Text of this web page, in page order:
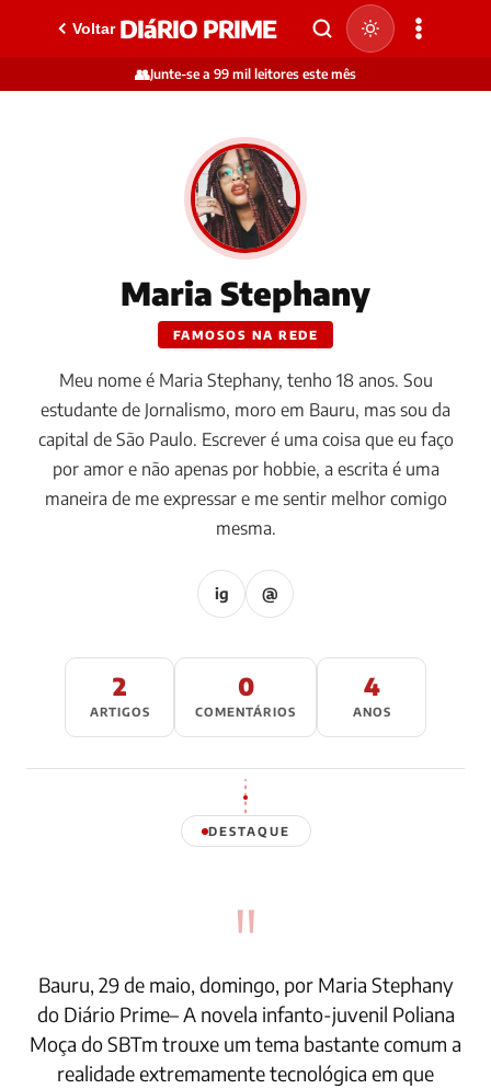
Voltar DIáRIO PRIME
👥Junte-se a 99 mil leitores este mês
Maria Stephany
FAMOSOS NA REDE
Meu nome é Maria Stephany, tenho 18 anos. Sou
estudante de Jornalismo, moro em Bauru, mas sou da
capital de São Paulo. Escrever é uma coisa que eu faço
por amor e não apenas por hobbie, a escrita é uma
maneira de me expressar e me sentir melhor comigo
mesma.
ig @
2
ARTIGOS
0
COMENTÁRIOS
4
ANOS
DESTAQUE
"
Bauru, 29 de maio, domingo, por Maria Stephany
do Diário Prime– A novela infanto-juvenil Poliana
Moça do SBTm trouxe um tema bastante comum a
realidade extremamente tecnológica em que